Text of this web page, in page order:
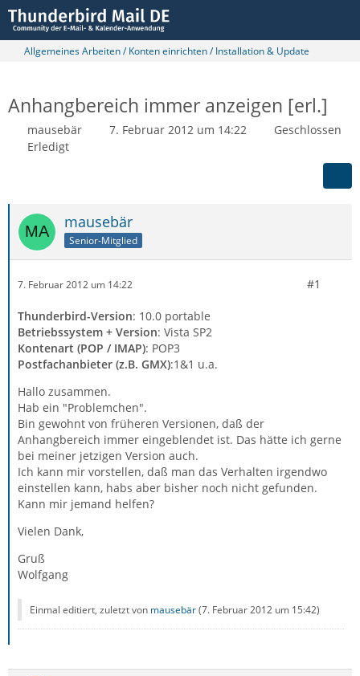
Allgemeines Arbeiten / Konten einrichten / Installation & Update
Anhangbereich immer anzeigen [erl.]
mausebär 7. Februar 2012 um 14:22
Geschlossen
Erledigt
mausebär
Senior-Mitglied
7. Februar 2012 um 14:22 #1
Thunderbird-Version: 10.0 portable
Betriebssystem + Version: Vista SP2
Kontenart (POP / IMAP): POP3
Postfachanbieter (z.B. GMX):1&1 u.a.
Hallo zusammen.
Hab ein "Problemchen".
Bin gewohnt von früheren Versionen, daß der
Anhangbereich immer eingeblendet ist. Das hätte ich gerne
bei meiner jetzigen Version auch.
Ich kann mir vorstellen, daß man das Verhalten irgendwo
einstellen kann, habs aber bisher noch nicht gefunden.
Kann mir jemand helfen?
Vielen Dank,
Gruß
Wolfgang
Einmal editiert, zuletzt von mausebär(7. Februar 2012 um 15:42)